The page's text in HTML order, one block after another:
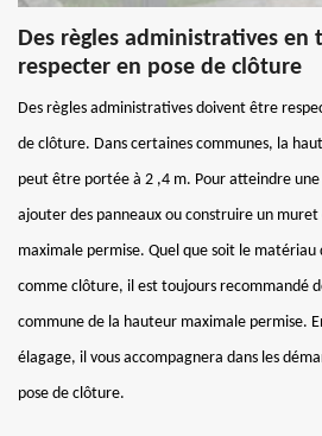
Des règles administratives en
respecter en pose de clôture
Des règles administratives doivent être
de clôture. Dans certaines communes, la
peut être portée à 2 ,4 m. Pour atteindre
ajouter des panneaux ou construire un
maximale permise. Quel que soit le matériau
comme clôture, il est toujours recommandé
commune de la hauteur maximale permise.
élagage, il vous accompagnera dans les
pose de clôture.